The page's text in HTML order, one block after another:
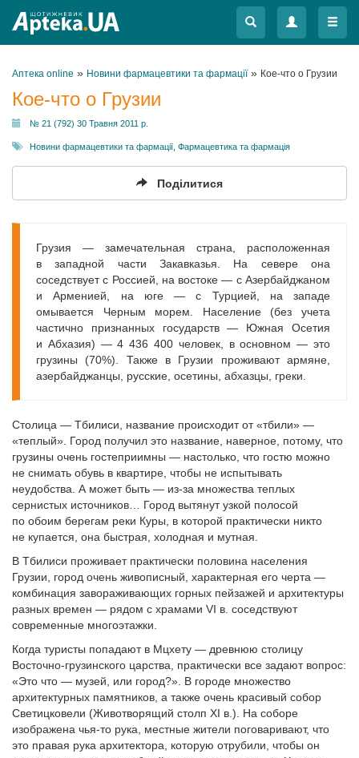
Меню
Меню
Аптека online » Новини фармацевтики та фармації» Кое-что о Грузии
Кое-что о Грузии
№ 21 (792) 30 Травня 2011 р.
Новини фармацевтики та фармації Фармацевтика та фармація
Поділитися
Грузия — замечательная страна, расположенная
в западной части Закавказья. На севере она
соседствует с Россией, на востоке — с Азербайджаном
и Арменией, на юге — с Турцией, на западе
омывается Черным морем. Население (без учета
частично признанных государств — Южная Осетия
и Абхазия) — 4 436 400 человек, в основном — это
грузины (70%). Также в Грузии проживают армяне,
азербайджанцы, русские, осетины, абхазцы, греки.
Столица — Тбилиси, название происходит от «тбили» —
«теплый». Город получил это название, наверное, потому, что
грузины очень гостеприимны — настолько, что гостю можно
не снимать обувь в квартире, чтобы не испытывать
неудобства. А может быть — из-за множества теплых
сернистых источников… Город вытянут узкой полосой
по обоим берегам реки Куры, в которой практически никто
не купается, она быстрая, холодная и мутная.
В Тбилиси проживает практичес­ки половина населения
Грузии, город очень живописный, характерная его черта —
комбинация завораживающих горных пейзажей и архитектуры
разных времен — рядом с храмами VI в. соседствуют
современные многоэтажки.
Когда туристы попадают в Мцхету — древнюю столицу
Восточно-грузинского царства, практически все задают вопрос:
«Это что — музей, или город?». В городе множество
архитектурных памятников, а также очень красивый собор
Светицковели (Животворящий столп XI в.). На соборе
изображена чья-то рука, местные жители поговаривают, что
это правая рука архитектора, которую отрубили, чтобы он